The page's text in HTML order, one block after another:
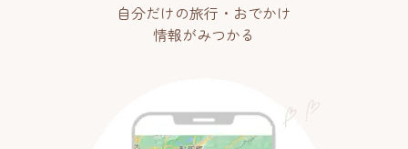
自分だけの旅行・おでかけ
情報がみつかる